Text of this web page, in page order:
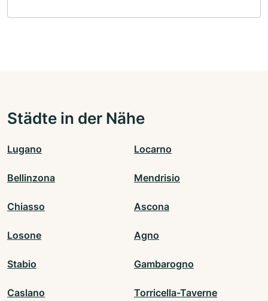
Städte in der Nähe
Lugano Locarno
Bellinzona Mendrisio
Chiasso Ascona
Losone Agno
Stabio Gambarogno
Caslano Torricella-Taverne